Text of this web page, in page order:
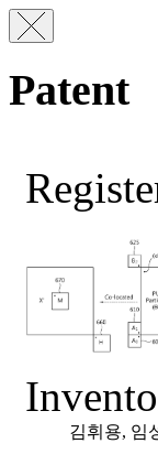
Patent
김휘용, 임